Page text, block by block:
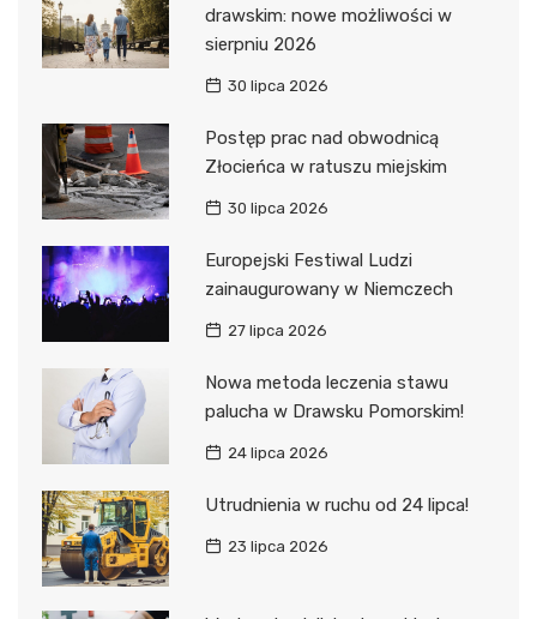
drawskim: nowe możliwości w
sierpniu 2026
30 lipca 2026
Postęp prac nad obwodnicą
Złocieńca w ratuszu miejskim
30 lipca 2026
Europejski Festiwal Ludzi
zainaugurowany w Niemczech
27 lipca 2026
Nowa metoda leczenia stawu
palucha w Drawsku Pomorskim!
24 lipca 2026
Utrudnienia w ruchu od 24 lipca!
23 lipca 2026